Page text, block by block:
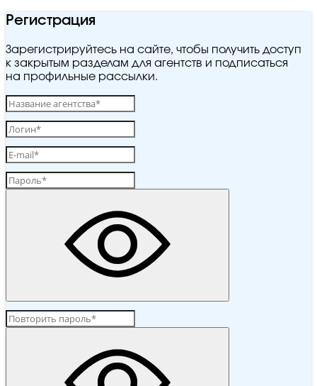
Регистрация
Зарегистрируйтесь на сайте, чтобы получить доступ
к закрытым разделам для агентств и подписаться
на профильные рассылки.